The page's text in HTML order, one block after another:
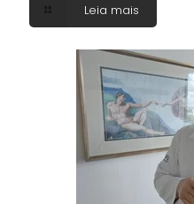
Leia mais